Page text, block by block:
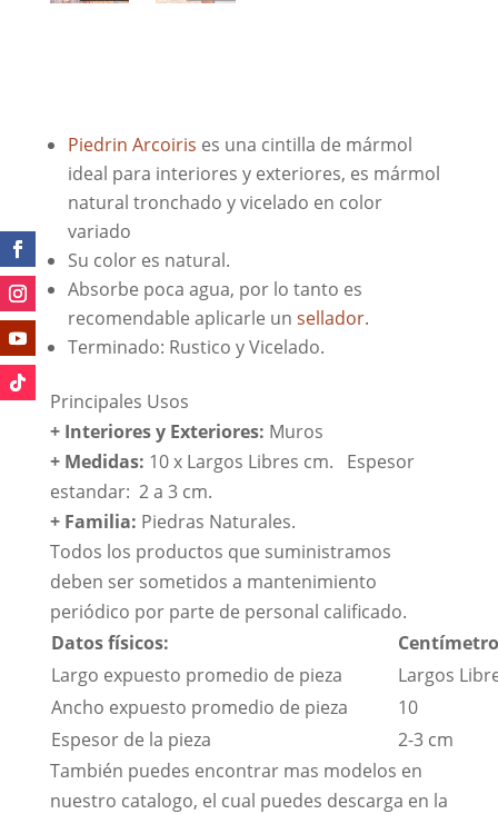
Piedrin Arcoiris es una cintilla de mármol
ideal para interiores y exteriores, es mármol
natural tronchado y vicelado en color
variado
Su color es natural.
Absorbe poca agua, por lo tanto es
recomendable aplicarle un sellador.
Terminado: Rustico y Vicelado.
Principales Usos
+ Interiores y Exteriores: Muros
+ Medidas: 10 x Largos Libres cm. Espesor
estandar: 2 a 3 cm.
+ Familia: Piedras Naturales.
Todos los productos que suministramos
deben ser sometidos a mantenimiento
periódico por parte de personal calificado.
Datos físicos:
Largo expuesto promedio de pieza
Largos
Ancho expuesto promedio de pieza
10
Espesor de la pieza
2-3 cm
También puedes encontrar mas modelos en
nuestro catalogo, el cual puedes descarga en la